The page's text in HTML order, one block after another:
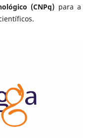
(CNPq) para a